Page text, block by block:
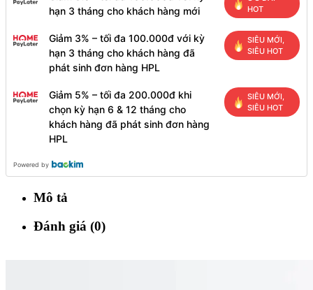
hạn 3 tháng cho khách hàng mới
HOT
Giảm 3% – tối đa 100.000đ với kỳ
hạn 3 tháng cho khách hàng đã
phát sinh đơn hàng HPL
SIÊU MỚI,
SIÊU HOT
Giảm 5% – tối đa 200.000đ khi
chọn kỳ hạn 6 & 12 tháng cho
khách hàng đã phát sinh đơn hàng
HPL
SIÊU MỚI,
SIÊU HOT
Powered by
Mô tả
Đánh giá (0)